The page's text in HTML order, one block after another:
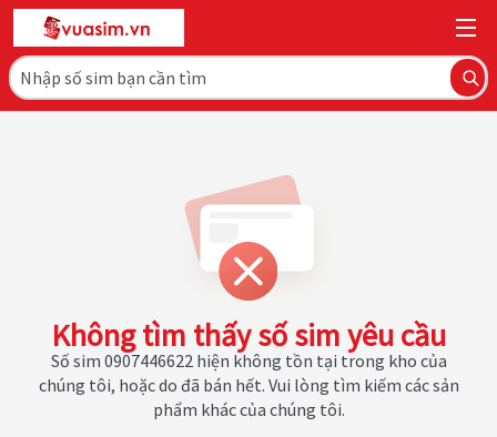
Không tìm thấy số sim yêu cầu
Số sim 0907446622 hiện không tồn tại trong kho của
chúng tôi, hoặc do đã bán hết. Vui lòng tìm kiếm các sản
phẩm khác của chúng tôi.